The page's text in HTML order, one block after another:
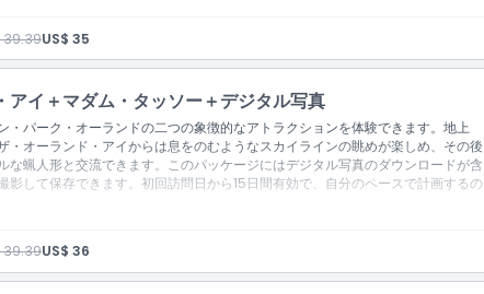
39.39US$ 35
アイ＋マダム・タッソー＋デジタル写真
・パーク・オーランドの二つの象徴的なアトラクションを体験できます。地上
オーランド・アイからは息をのむようなスカイラインの眺めが楽しめ、その後
な蝋人形と交流できます。このパッケージにはデジタル写真のダウンロードが含
影して保存できます。初回訪問日から15日間有効で、自分のペースで計画するの
39.39US$ 36